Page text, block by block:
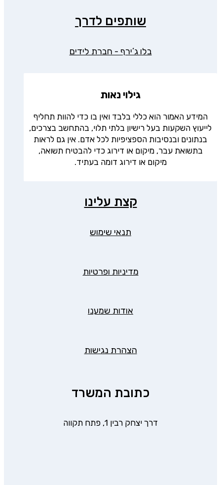
שותפים לדרך
בלו ג’ירף - חברת לידים
גילוי נאות
המידע האמור הוא כללי בלבד ואין בו כדי להוות תחליף
לייעוץ השקעות בעל רישיון בלתי תלוי, בהתחשב בצרכים,
בנתונים ובנסיבות הספציפיות לכל אדם. אין גם לראות
בתשואת עבר, מיקום או דירוג כדי להבטיח תשואה,
מיקום או דירוג דומה בעתיד.
קצת עלינו
תנאי שימוש
מדיניות ופרטיות
אודות שמענו
הצהרת נגישות
כתובת המשרד
דרך יצחק רבין 1, פתח תקווה